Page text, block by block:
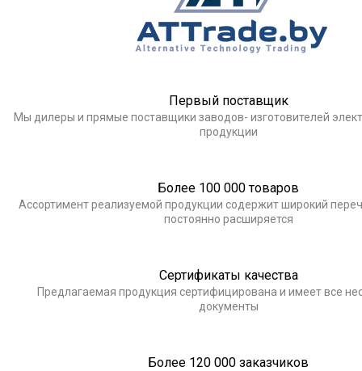
Первый поставщик
Мы дилеры и прямые поставщики заводов- изготовителей
продукции
Более 100 000 товаров
Ассортимент реализуемой продукции содержит широкий
постоянно расширяется
Сертификаты качества
Предлагаемая продукция сертифицирована и имеет все
документы
Более 120 000 заказчиков